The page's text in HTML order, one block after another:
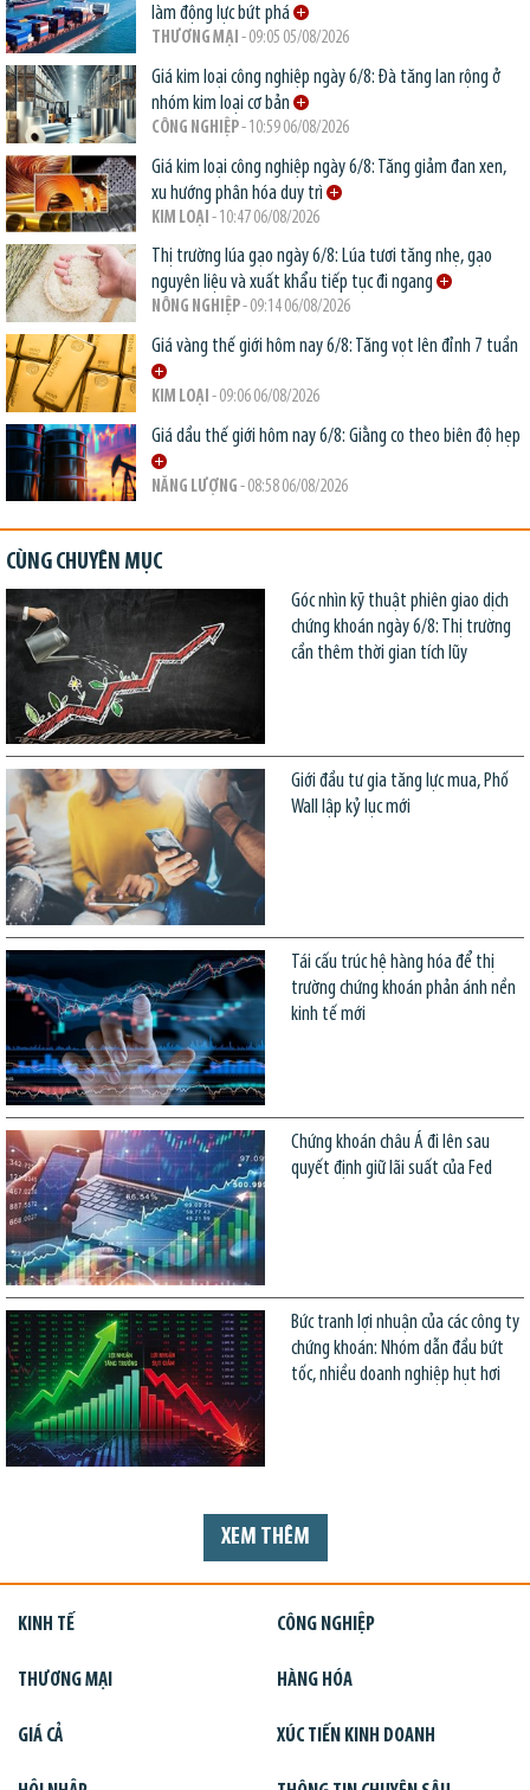
làm động lực bứt phá
THƯƠNG MẠI - 09:05 05/08/2026
Giá kim loại công nghiệp ngày 6/8: Đà tăng lan rộng ở
nhóm kim loại cơ bản
CÔNG NGHIỆP- 10:59 06/08/2026
Giá kim loại công nghiệp ngày 6/8: Tăng giảm đan xen,
xu hướng phân hóa duy trì
KIM LOẠI - 10:47 06/08/2026
Thị trường lúa gạo ngày 6/8: Lúa tươi tăng nhẹ, gạo
nguyên liệu và xuất khẩu tiếp tục đi ngang
NÔNG NGHIỆP- 09:14 06/08/2026
Giá vàng thế giới hôm nay 6/8: Tăng vọt lên đỉnh 7 tuần
KIM LOẠI - 09:06 06/08/2026
Giá dầu thế giới hôm nay 6/8: Giằng co theo biên độ hẹp
NĂNG LƯỢNG - 08:58 06/08/2026
CÙNG CHUYÊN MỤC
Góc nhìn kỹ thuật phiên giao dịch
chứng khoán ngày 6/8: Thị trường
cần thêm thời gian tích lũy
Giới đầu tư gia tăng lực mua, Phố
Wall lập kỷ lục mới
Tái cấu trúc hệ hàng hóa để thị
trường chứng khoán phản ánh nền
kinh tế mới
Chứng khoán châu Á đi lên sau
quyết định giữ lãi suất của Fed
Bức tranh lợi nhuận của các công ty
chứng khoán: Nhóm dẫn đầu bứt
tốc, nhiều doanh nghiệp hụt hơi
XEM THÊM
KINH TẾ CÔNG NGHIỆP
THƯƠNG MẠI HÀNG HÓA
GIÁ CẢ XÚC TIẾN KINH DOANH